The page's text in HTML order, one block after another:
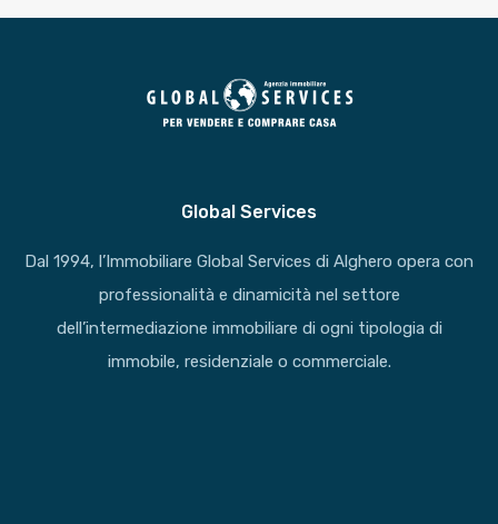
Global Services
Dal 1994, l’Immobiliare Global Services di Alghero opera con
professionalità e dinamicità nel settore
dell’intermediazione immobiliare di ogni tipologia di
immobile, residenziale o commerciale.